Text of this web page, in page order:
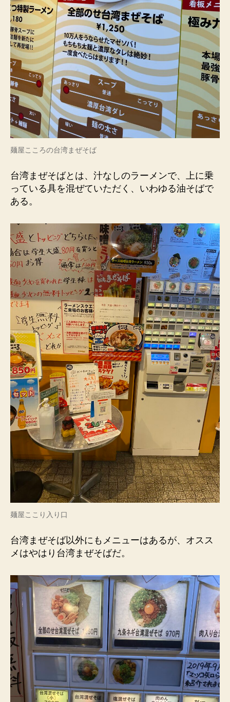
麺屋こころの台湾まぜそば
台湾まぜそばとは、汁なしのラーメンで、上に乗
っている具を混ぜていただく、いわゆる油そばで
ある。
麺屋ここり入り口
台湾まぜそば以外にもメニューはあるが、オスス
メはやはり台湾まぜそばだ。